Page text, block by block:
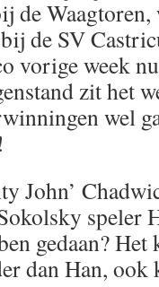
de
de SV
vorige week
zit het
wel
John’
speler
gedaan?
dan Han, ook